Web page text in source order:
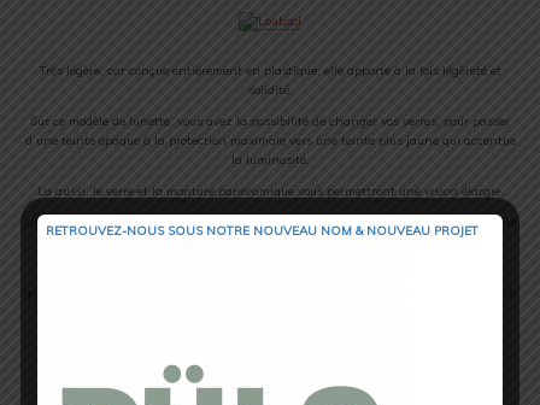
Très légère, car conçue entièrement en plastique, elle apporte à la fois légèreté et
solidité.
Sur ce modèle de lunette, vous avez la possibilité de changer vos verres, pour passer
d’une teinte opaque à la protection maximale vers une teinte plus jaune qui accentue
la luminosité.
La aussi, le verre et la monture panoramique vous permettront une vision élargie.
Une limite quand même, le changement de verres sur la monture n’est pas forcément
RETROUVEZ-NOUS SOUS NOTRE NOUVEAU NOM & NOUVEAU PROJET